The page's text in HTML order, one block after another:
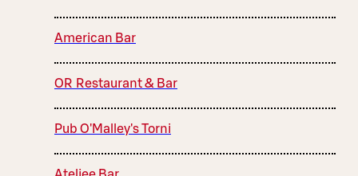
American Bar
OR Restaurant & Bar
Pub O'Malley's Torni